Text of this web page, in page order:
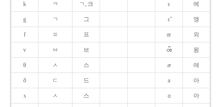
k ㅋ ㄱ, 크 ɛ 에
g ㄱ 그 ɛ̃ 앵
f ㅍ 프 œ 외
v ㅂ 브 욍
θ ㅅ 스 æ 애
ð ㄷ 드 a 아
s ㅅ 스 ɑ 아